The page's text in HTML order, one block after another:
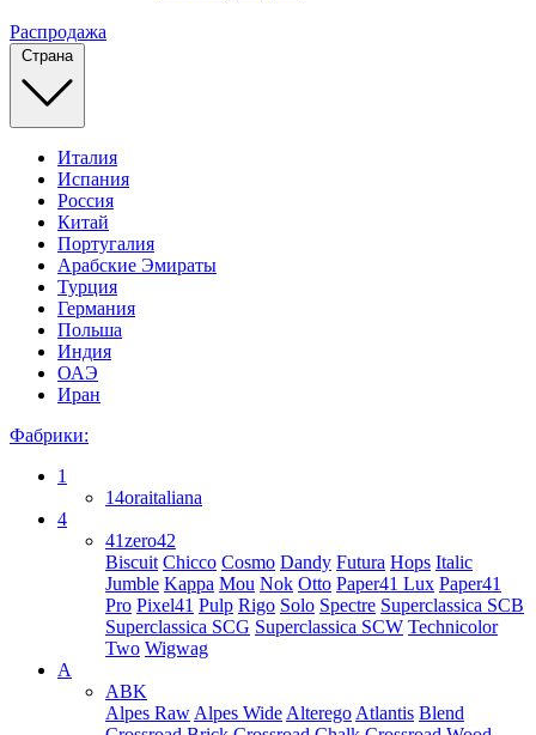
Распродажа
Страна
Италия
Испания
Россия
Китай
Португалия
Арабские Эмираты
Турция
Германия
Польша
Индия
ОАЭ
Иран
Фабрики:
1
14oraitaliana
4
41zero42
Biscuit Chicco Cosmo Dandy Futura Hops Italic
Jumble Kappa Mou Nok Otto Paper41 Lux Paper41
Pro Pixel41 Pulp Rigo Solo Spectre Superclassica SCB
Superclassica SCG Superclassica SCW Technicolor
Two Wigwag
A
ABK
Alpes Raw Alpes Wide Alterego Atlantis Blend